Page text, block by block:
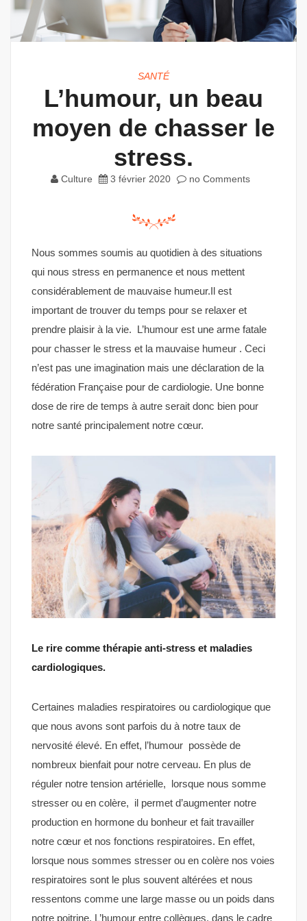
SANTÉ
L’humour, un beau
moyen de chasser le
stress.
Culture 3 février 2020 no Comments
Nous sommes soumis au quotidien à des situations
qui nous stress en permanence et nous mettent
considérablement de mauvaise humeur.Il est
important de trouver du temps pour se relaxer et
prendre plaisir à la vie. L’humour est une arme fatale
pour chasser le stress et la mauvaise humeur . Ceci
n’est pas une imagination mais une déclaration de la
fédération Française pour de cardiologie. Une bonne
dose de rire de temps à autre serait donc bien pour
notre santé principalement notre cœur.
Le rire comme thérapie anti-stress et maladies
cardiologiques.
Certaines maladies respiratoires ou cardiologique que
que nous avons sont parfois du à notre taux de
nervosité élevé. En effet, l’humour possède de
nombreux bienfait pour notre cerveau. En plus de
réguler notre tension artérielle, lorsque nous somme
stresser ou en colère, il permet d’augmenter notre
production en hormone du bonheur et fait travailler
notre cœur et nos fonctions respiratoires. En effet,
lorsque nous sommes stresser ou en colère nos voies
respiratoires sont le plus souvent altérées et nous
ressentons comme une large masse ou un poids dans
notre poitrine. L’humour entre collègues, dans le cadre